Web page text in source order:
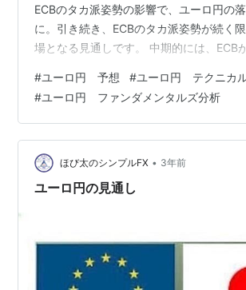
ECBのタカ派姿勢の影響で、ユーロ円の
に。引き続き、ECBのタカ派姿勢が続く
場となる見通しです。 中期的には、ECB
続く限り、上昇の余地はなく将来的には落
ると見ています。 それでは、今後のECB
米金利鈍化による円買いが、どこまで進
相場の見通しと一緒に、ほび太がお届け
円 ファンダメンタルズ分析 米金利 ECB
円 テクニカル分析 ユ…
#ユーロ円 予想 #ユーロ円 テクニカ
#ユーロ円 ファンダメンタルズ分析
ほび太のシンプルFX • 3年前
ユーロ円の見通し